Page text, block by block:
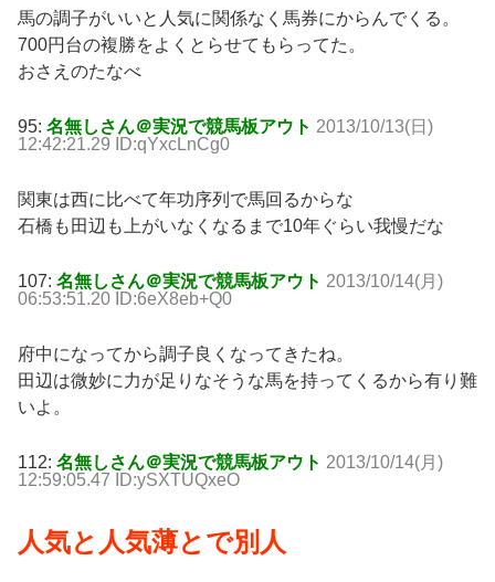
馬の調子がいいと人気に関係なく馬券にからんでくる。
700円台の複勝をよくとらせてもらってた。
おさえのたなべ
95: 名無しさん＠実況で競馬板アウト 2013/10/13(日)
12:42:21.29 ID:qYxcLnCg0
関東は西に比べて年功序列で馬回るからな
石橋も田辺も上がいなくなるまで10年ぐらい我慢だな
107: 名無しさん＠実況で競馬板アウト 2013/10/14(月)
06:53:51.20 ID:6eX8eb+Q0
府中になってから調子良くなってきたね。
田辺は微妙に力が足りなそうな馬を持ってくるから有り難
いよ。
112: 名無しさん＠実況で競馬板アウト 2013/10/14(月)
12:59:05.47 ID:ySXTUQxeO
人気と人気薄とで別人